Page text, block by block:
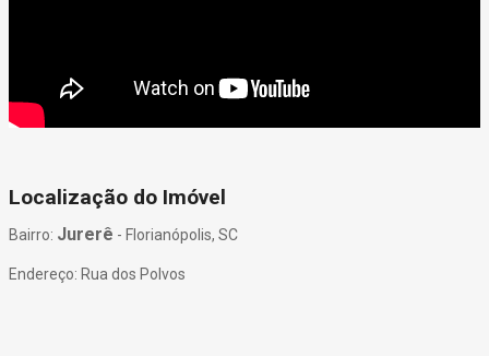
Localização do Imóvel
Bairro: Jurerê - Florianópolis, SC
Endereço: Rua dos Polvos